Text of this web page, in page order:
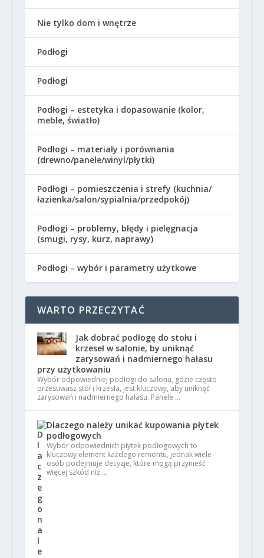
Nie tylko dom i wnętrze
Podłogi
Podłogi
Podłogi – estetyka i dopasowanie (kolor,
meble, światło)
Podłogi – materiały i porównania
(drewno/panele/winyl/płytki)
Podłogi – pomieszczenia i strefy (kuchnia/
łazienka/salon/sypialnia/przedpokój)
Podłogi – problemy, błędy i pielęgnacja
(smugi, rysy, kurz, naprawy)
Podłogi – wybór i parametry użytkowe
WARTO PRZECZYTAĆ
Jak dobrać podłogę do stołu i
krzeseł w salonie, by uniknąć
zarysowań i nadmiernego hałasu
przy użytkowaniu
Wybór odpowiedniej podłogi do salonu, gdzie często
przesuwasz stół i krzesła, jest kluczowy, aby uniknąć
zarysowań i nadmiernego hałasu. Panele …
Dlaczego należy unikać kupowania płytek
podłogowych
Wybór odpowiednich płytek podłogowych to
kluczowy element każdego remontu, jednak wiele
osób podejmuje decyzje, które mogą przynieść
więcej szkód niż …